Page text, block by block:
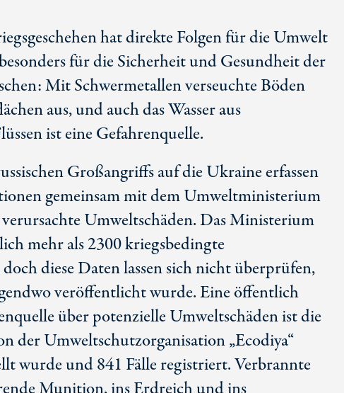
hat direkte Folgen für die Umwelt
für die Sicherheit und Gesundheit der
Mit Schwermetallen verseuchte Böden
aus, und auch das Wasser aus
ist eine Gefahrenquelle.
Großangriffs auf die Ukraine erfassen
gemeinsam mit dem Umweltministerium
Umweltschäden. Das Ministerium
mehr als 2300 kriegsbedingte
diese Daten lassen sich nicht überprüfen,
veröffentlicht wurde. Eine öffentlich
über potenzielle Umweltschäden ist die
der Umweltschutzorganisation „Ecodiya“
wurde und 841 Fälle registriert. Verbrannte